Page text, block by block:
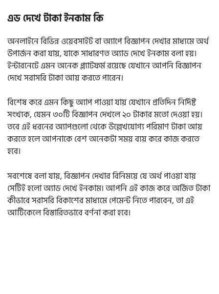
এড দেখে টাকা ইনকাম কি
অনলাইনে বিভিন্ন ওয়েবসাইট বা অ্যাপে বিজ্ঞাপন দেখার মাধ্যমে অর্থ
উপার্জন করা যায়, যাকে সাধারণত অ্যাড দেখে ইনকাম বলা হয়।
ইন্টারনেটে এমন অনেক প্ল্যাটফর্ম রয়েছে যেখানে আপনি বিজ্ঞাপন
দেখে সরাসরি টাকা আয় করতে পারেন।
বিশেষ করে এমন কিছু অ্যাপ পাওয়া যায় যেখানে প্রতিদিন নির্দিষ্ট
সংখ্যক, যেমন ৩০টি বিজ্ঞাপন দেখলে ২০ টাকার মতো দেওয়া হয়।
তবে এই ধরনের অ্যাপগুলো থেকে উল্লেখযোগ্য পরিমাণ টাকা আয়
করতে হলে আপনাকে বেশ অনেকটা সময় ব্যয় করে কাজ করতে
হবে।
সবশেষে বলা যায়, বিজ্ঞাপন দেখার বিনিময়ে যে অর্থ পাওয়া যায়
সেটিই হলো অ্যাড দেখে ইনকাম। আপনি এই কাজ করে অর্জিত টাকা
কীভাবে সরাসরি বিকাশের মাধ্যমে পেমেন্ট নিতে পারবেন, তা এই
আর্টিকেলে বিস্তারিতভাবে বর্ণনা করা হবে।